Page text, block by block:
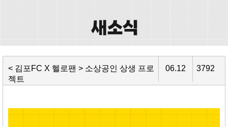
< 김포FC X 헬로팬 > 소상공인 상생 프로
젝트
06.12 3792